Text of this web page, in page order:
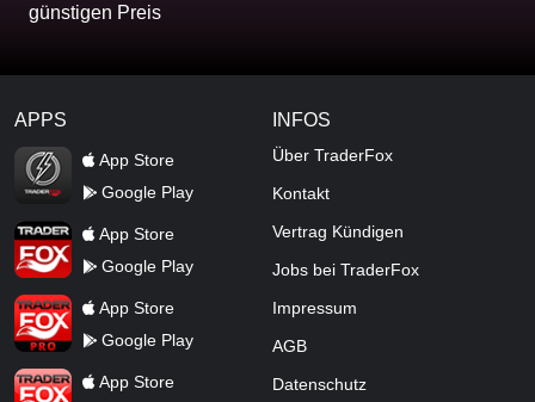
günstigen Preis
APPS
TraderFox Flash
App Store
Google Play
TraderFox AppApp Store
Google Play
TraderFox ProApp Store
Google Play
TraderFox dpa-AFX ProFeed
App Store
INFOS
Über TraderFox
Kontakt
Vertrag Kündigen
Jobs bei TraderFox
Impressum
AGB
Datenschutz